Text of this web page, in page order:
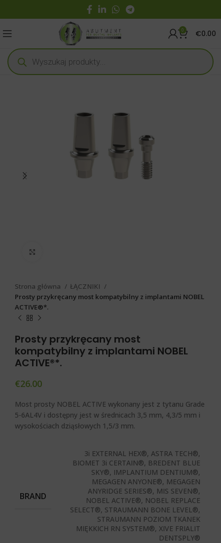
0 €0.00
Strona główna
ŁĄCZNIKI
Prosty przykręcany most kompatybilny z implantami NOBEL
ACTIVE®*.
Prosty przykręcany most
kompatybilny z implantami NOBEL
ACTIVE®*.
€26.00
Most prosty NOBEL ACTIVE wykonany jest z tytanu Grade
5-6AL4V i dostępny jest w średnicach 3,5 mm, 4,3/5 mm i
wysokościach dziąsłowych 1,5/3 mm.
BRAND
3i EXTERNAL HEX®, ASTRA TECH®,
BIOMET 3i CERTAIN®, BREDENT BLUE
SKY®, IMPLANTIUM DENTIUM®,
MEGAGEN ANYONE®, MEGAGEN
ANYRIDGE SERIES®, MIS SEVEN®,
NOBEL ACTIVE®, NOBEL REPLACE
SELECT®, STRAUMANN BONE LEVEL®,
STRAUMANN POZIOM TKANEK
MIĘKKICH RN SYSTEM®, XIVE FRIALIT
DENTSPLY®